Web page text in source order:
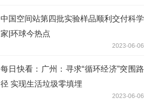
中国空间站第四批实验样品顺利交付科学
家|环球今热点
2023-06-06
每日快看：广州：寻求“循环经济”突围路
径 实现生活垃圾零填埋
2023-06-06